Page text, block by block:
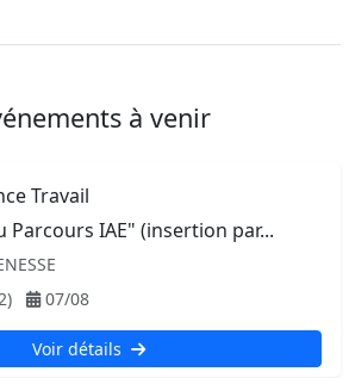
à venir
Travail
Parcours IAE" (insertion par...
07/08
Voir détails